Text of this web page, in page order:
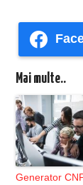
Mai multe..
Generator